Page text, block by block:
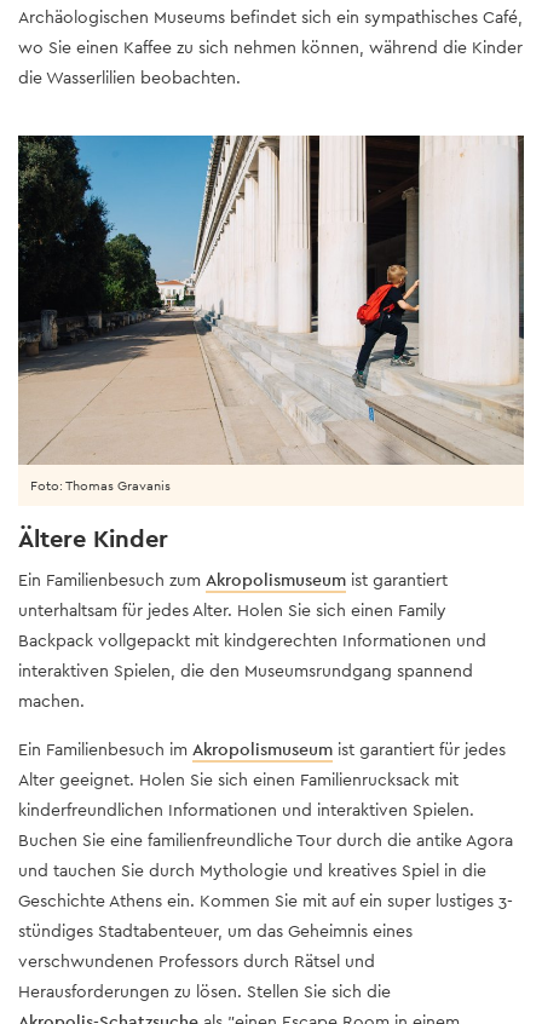
Archäologischen Museums befindet sich ein sympathisches Café,
wo Sie einen Kaffee zu sich nehmen können, während die Kinder
die Wasserlilien beobachten.
Foto: Thomas Gravanis
Ältere Kinder
Ein Familienbesuch zum Akropolismuseum ist garantiert
unterhaltsam für jedes Alter. Holen Sie sich einen Family
Backpack vollgepackt mit kindgerechten Informationen und
interaktiven Spielen, die den Museumsrundgang spannend
machen.
Ein Familienbesuch im Akropolismuseum ist garantiert für jedes
Alter geeignet. Holen Sie sich einen Familienrucksack mit
kinderfreundlichen Informationen und interaktiven Spielen.
Buchen Sie eine familienfreundliche Tour durch die antike Agora
und tauchen Sie durch Mythologie und kreatives Spiel in die
Geschichte Athens ein. Kommen Sie mit auf ein super lustiges 3-
stündiges Stadtabenteuer, um das Geheimnis eines
verschwundenen Professors durch Rätsel und
Herausforderungen zu lösen. Stellen Sie sich die